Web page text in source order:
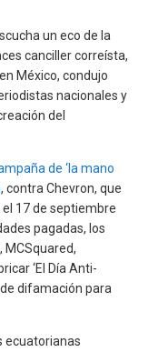
un eco de la
canciller correísta,
México, condujo
nacionales y
del
de ‘la mano
, contra Chevron, que
17 de septiembre
pagadas, los
‘El Día Anti-
difamación para
ecuatorianas